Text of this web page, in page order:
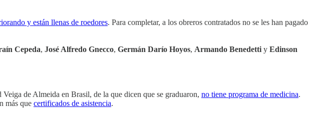
y están llenas de roedores. Para completar, a los obreros contratados no se les han pagado
Cepeda, José Alfredo Gnecco, Germán Darío Hoyos, Armando Benedetti y Edinson
Veiga de Almeida en Brasil, de la que dicen que se graduaron, no tiene programa de medicina.
más que certificados de asistencia.